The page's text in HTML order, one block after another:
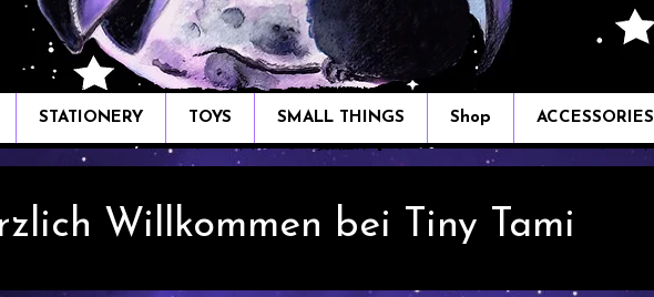
STATIONERY TOYS SMALL THINGS Shop ACCESSORIES
Willkommen bei Tiny Tami